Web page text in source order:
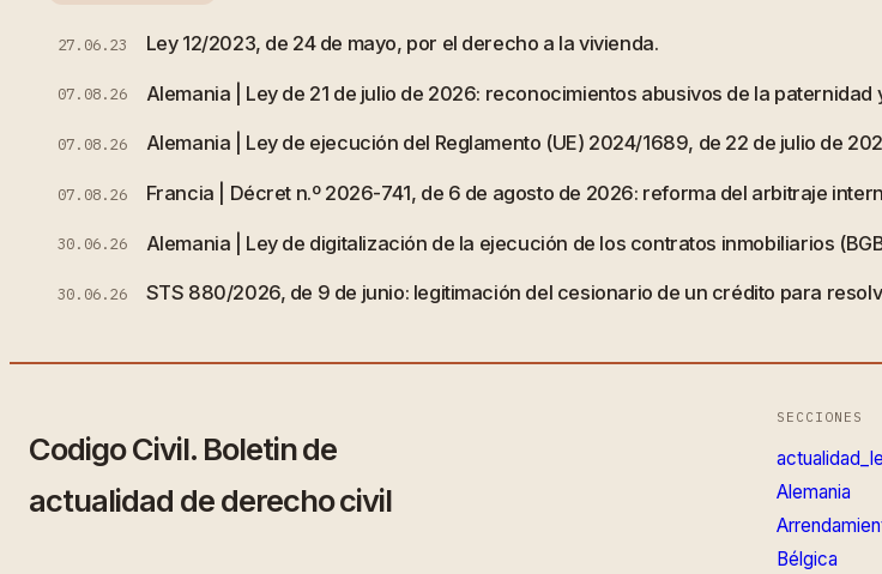
27.06.23 Ley 12/2023, de 24 de mayo, por el derecho a la vivienda.
07.08.26 Alemania | Ley de 21 de julio de 2026: reconocimientos abusivos de la paternidad
07.08.26 Alemania | Ley de ejecución del Reglamento (UE) 2024/1689, de 22 de julio de
07.08.26 Francia | Décret n.º 2026-741, de 6 de agosto de 2026: reforma del arbitraje
30.06.26 Alemania | Ley de digitalización de la ejecución de los contratos inmobiliarios
30.06.26 STS 880/2026, de 9 de junio: legitimación del cesionario de un crédito para
Codigo Civil. Boletin de
actualidad de derecho civil
SECCIONES
Alemania
Bélgica